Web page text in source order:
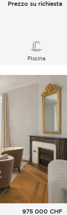
Prezzo su richiesta
Piscina
975 000 CHF